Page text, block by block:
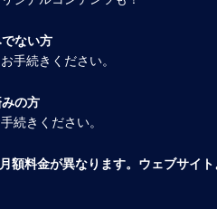
ない方
手続きください。
の方
続きください。
額料金が異なります。ウェブサイト